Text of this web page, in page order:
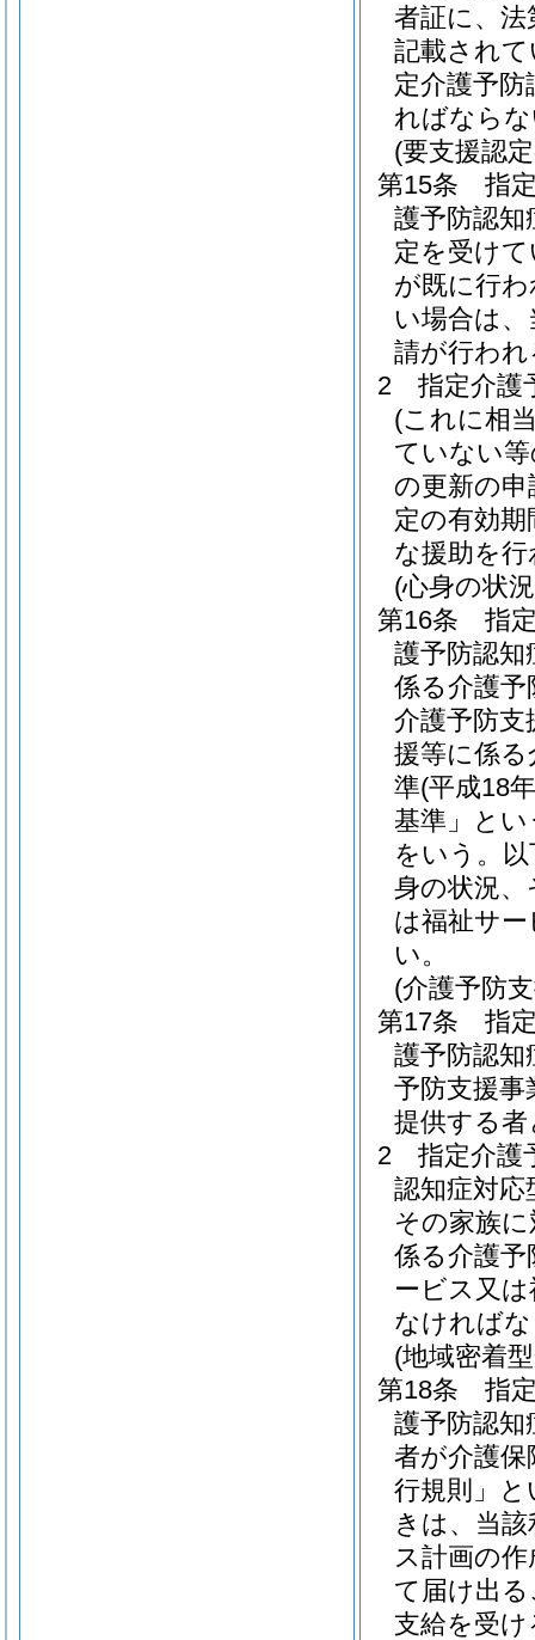
者証に、法
記載され
定介護予
ればなら
(要支援認
第15条
指
護予防認知
定を受け
が既に行
い場合は
請が行わ
2
指定介護
(これに相
ていない
の更新の
定の有効
な援助を
(心身の状
第16条
指
護予防認
係る介護
介護予防支
援等に係
準(平成18
基準」とい
をいう。
身の状況
は福祉サ
い。
(介護予防
第17条
指
護予防認
予防支援
提供する
2
指定介護
認知症対
その家族
係る介護
ービス又
なければ
(地域密着
第18条
指
護予防認知
者が介護保
行規則」と
きは、当
ス計画の
て届け出
支給を受